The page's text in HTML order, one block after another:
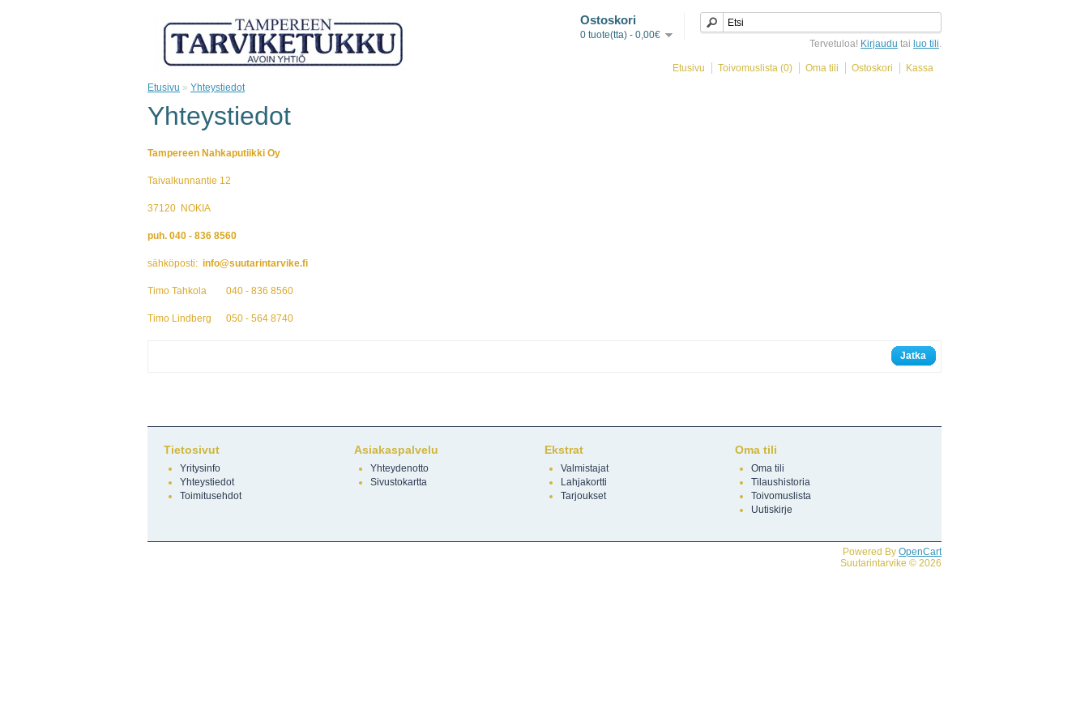
Ostoskori
0 tuote(tta) - 0,00€
Tervetuloa! Kirjaudu tai luo tili.
Etusivu Toivomuslista (0) Oma tili Ostoskori
Kassa
Etusivu » Yhteystiedot
Yhteystiedot
Tampereen Nahkaputiikki Oy
Taivalkunnantie 12
37120 NOKIA
puh. 040 - 836 8560
sähköposti: info@suutarintarvike.fi
Timo Tahkola 040 - 836 8560
Timo Lindberg 050 - 564 8740
Jatka
Tietosivut
Yritysinfo
Yhteystiedot
Toimitusehdot
Asiakaspalvelu
Yhteydenotto
Sivustokartta
Ekstrat
Valmistajat
Lahjakortti
Tarjoukset
Oma tili
Oma tili
Tilaushistoria
Toivomuslista
Uutiskirje
Powered By OpenCart
Suutarintarvike © 2026